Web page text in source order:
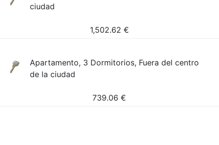
ciudad
1,502.62 €
Apartamento, 3 Dormitorios, Fuera del centro
de la ciudad
739.06 €